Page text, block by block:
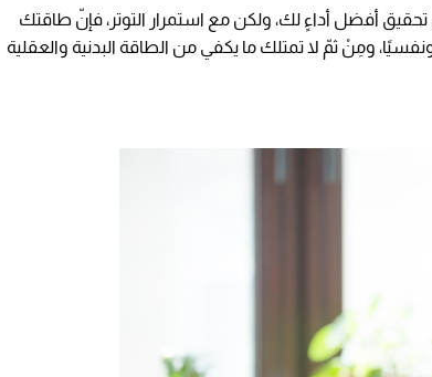
تحقيق أفضل أداءٍ لك، ولكن مع استمرار التوتر، فإنّ طاقتك
ومِنْ ثمّ لا تمتلك ما يكفي من الطاقة البدنية والعقلية